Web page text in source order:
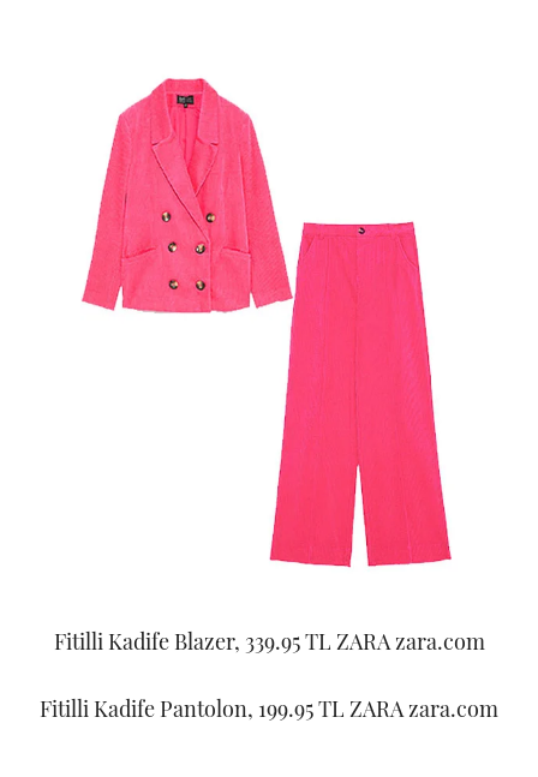
Fitilli Kadife Blazer, 339.95 TL ZARA zara.com
Fitilli Kadife Pantolon, 199.95 TL ZARA zara.com